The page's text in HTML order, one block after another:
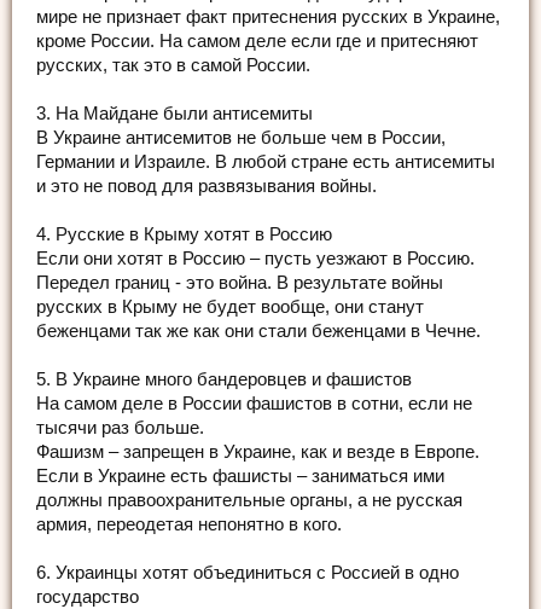
мире не признает факт притеснения русских в Украине,
кроме России. На самом деле если где и притесняют
русских, так это в самой России.
3. На Майдане были антисемиты
В Украине антисемитов не больше чем в России,
Германии и Израиле. В любой стране есть антисемиты
и это не повод для развязывания войны.
4. Русские в Крыму хотят в Россию
Если они хотят в Россию – пусть уезжают в Россию.
Передел границ - это война. В результате войны
русских в Крыму не будет вообще, они станут
беженцами так же как они стали беженцами в Чечне.
5. В Украине много бандеровцев и фашистов
На самом деле в России фашистов в сотни, если не
тысячи раз больше.
Фашизм – запрещен в Украине, как и везде в Европе.
Если в Украине есть фашисты – заниматься ими
должны правоохранительные органы, а не русская
армия, переодетая непонятно в кого.
6. Украинцы хотят объединиться с Россией в одно
государство